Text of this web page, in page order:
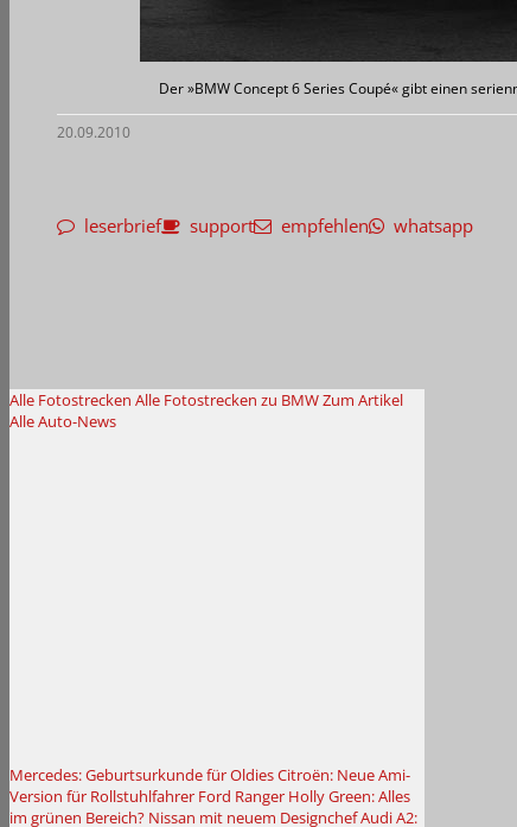
Der »BMW Concept 6 Series Coupé« gibt einen
20.09.2010
leserbrief support empfehlen whatsapp
Alle Fotostrecken Alle Fotostrecken zu BMWZum Artikel
Alle Auto-News
Mercedes: Geburtsurkunde für OldiesCitroën: Neue Ami-
Version für Rollstuhlfahrer Ford Ranger Holly Green: Alles
im grünen Bereich? Nissan mit neuem DesignchefAudi A2: